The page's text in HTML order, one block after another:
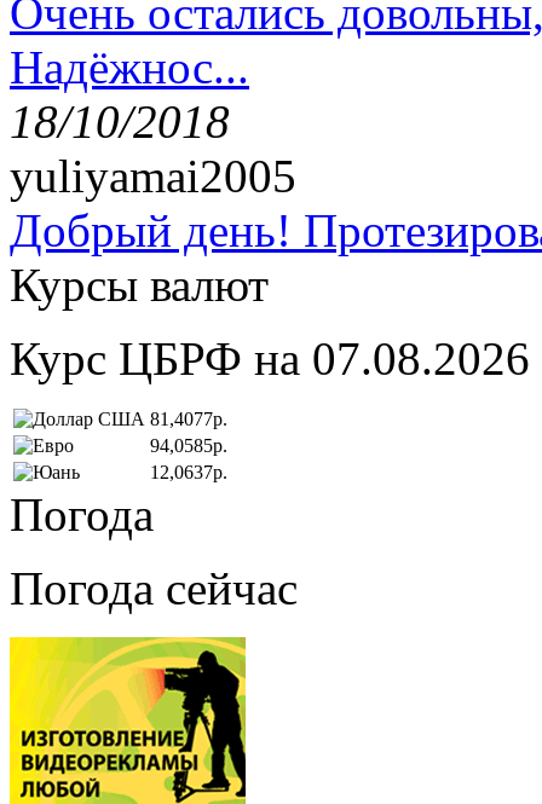
Очень остались
Надёжнос...
18/10/2018
yuliyamai2005
Добрый день!
Курсы валют
Курс ЦБРФ на 07.08.2026
81,4077р.
94,0585р.
12,0637р.
Погода
Погода сейчас